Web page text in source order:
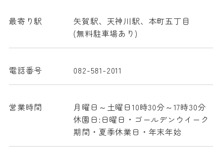
最寄り駅
矢賀駅、天神川駅、本町五丁目
(無料駐車場あり)
電話番号 082-581-2011
営業時間
月曜日～土曜日10時30分～17時30分
休園日:日曜日・ゴールデンウイーク
期間・夏季休業日・年末年始